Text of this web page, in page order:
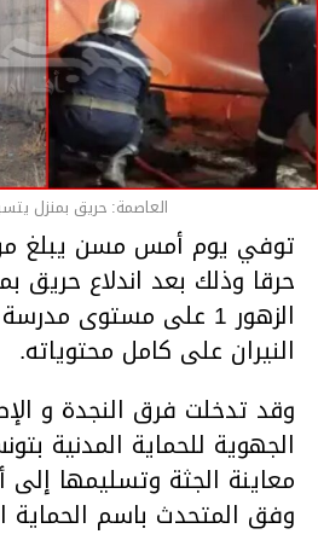
العاصمة: حريق بمنزل
حرقا وذلك بعد اندلاع حريق
الزهور 1 على مستوى
النيران على كامل محتوياته.
وقد تدخلت فرق النجدة و
الجهوية للحماية المدنية
معاينة الجثة وتسليمها إلى
وفق المتحدث باسم الحماية